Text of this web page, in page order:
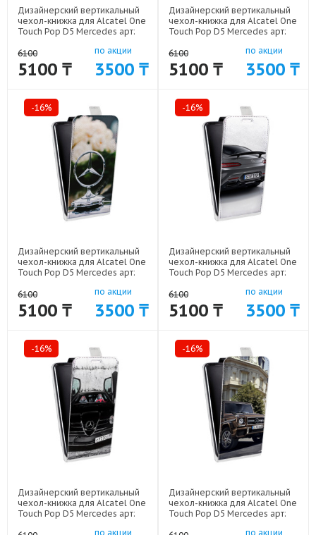
Дизайнерский вертикальный
чехол-книжка для Alcatel One
Touch Pop D5 Mercedes арт:
6100
5100 ₸
по акции
3500 ₸
Дизайнерский вертикальный
чехол-книжка для Alcatel One
Touch Pop D5 Mercedes арт:
6100
5100 ₸
по акции
3500 ₸
-16%
Дизайнерский вертикальный
чехол-книжка для Alcatel One
Touch Pop D5 Mercedes арт:
6100
5100 ₸
по акции
3500 ₸
-16%
Дизайнерский вертикальный
чехол-книжка для Alcatel One
Touch Pop D5 Mercedes арт:
6100
5100 ₸
по акции
3500 ₸
-16%
Дизайнерский вертикальный
чехол-книжка для Alcatel One
Touch Pop D5 Mercedes арт:
по акции
-16%
Дизайнерский вертикальный
чехол-книжка для Alcatel One
Touch Pop D5 Mercedes арт:
по акции